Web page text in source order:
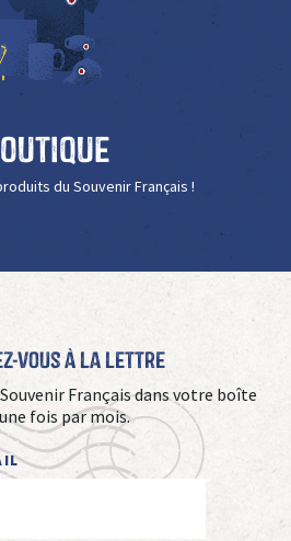
du Souvenir Français !
vous à La Lettre
Français dans votre boîte
fois par mois.